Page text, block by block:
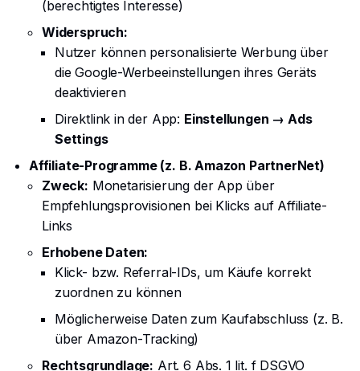
(berechtigtes Interesse)
Widerspruch:
Nutzer können personalisierte Werbung über
die Google-Werbeeinstellungen ihres Geräts
deaktivieren
Direktlink in der App: Einstellungen → Ads
Settings
Affiliate-Programme (z. B. Amazon PartnerNet)
Zweck: Monetarisierung der App über
Empfehlungsprovisionen bei Klicks auf Affiliate-
Links
Erhobene Daten:
Klick- bzw. Referral-IDs, um Käufe korrekt
zuordnen zu können
Möglicherweise Daten zum Kaufabschluss (z. B.
über Amazon-Tracking)
Rechtsgrundlage: Art. 6 Abs. 1 lit. f DSGVO